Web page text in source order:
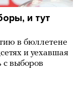
и тут
в бюллетене
и уехавшая
с выборов